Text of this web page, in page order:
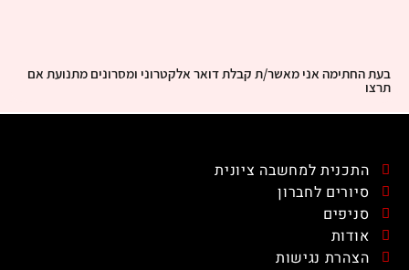
בעת החתימה אני מאשר/ת קבלת דואר אלקטרוני ומסרונים מתנועת אם
תרצו
התכנית למחשבה ציונית
סיורים לחברון
סניפים
אודות
הצהרת נגישות